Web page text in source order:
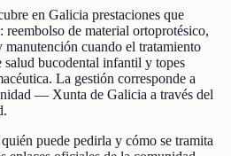
en Galicia prestaciones que
reembolso de material ortoprotésico,
manutención cuando el tratamiento
salud bucodental infantil y topes
La gestión corresponde a
— Xunta de Galicia a través del
puede pedirla y cómo se tramita